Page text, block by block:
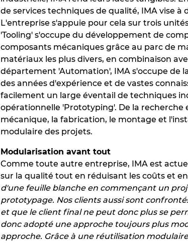
de services techniques de qualité, IMA vise
L'entreprise s'appuie pour cela sur trois
'Tooling' s'occupe du développement de
composants mécaniques grâce au parc de
matériaux les plus divers, en combinaison
département 'Automation', IMA s'occupe de
des années d'expérience et de vastes
facilement un large éventail de techniques
opérationnelle 'Prototyping'. De la recherche
mécanique, la fabrication, le montage et
modulaire des projets.
Modularisation avant tout
Comme toute autre entreprise, IMA est
sur la qualité tout en réduisant les coûts et
d'une feuille blanche en commençant un
prototypage. Nos clients aussi sont
et que le client final ne peut donc plus se
donc adopté une approche toujours plus
approche. Grâce à une réutilisation